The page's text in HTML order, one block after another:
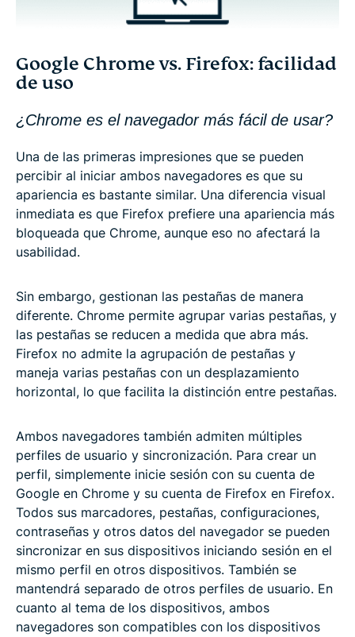
Google Chrome vs. Firefox: facilidad
de uso
¿Chrome es el navegador más fácil de usar?
Una de las primeras impresiones que se pueden
percibir al iniciar ambos navegadores es que su
apariencia es bastante similar. Una diferencia visual
inmediata es que Firefox prefiere una apariencia más
bloqueada que Chrome, aunque eso no afectará la
usabilidad.
Sin embargo, gestionan las pestañas de manera
diferente. Chrome permite agrupar varias pestañas, y
las pestañas se reducen a medida que abra más.
Firefox no admite la agrupación de pestañas y
maneja varias pestañas con un desplazamiento
horizontal, lo que facilita la distinción entre pestañas.
Ambos navegadores también admiten múltiples
perfiles de usuario y sincronización. Para crear un
perfil, simplemente inicie sesión con su cuenta de
Google en Chrome y su cuenta de Firefox en Firefox.
Todos sus marcadores, pestañas, configuraciones,
contraseñas y otros datos del navegador se pueden
sincronizar en sus dispositivos iniciando sesión en el
mismo perfil en otros dispositivos. También se
mantendrá separado de otros perfiles de usuario. En
cuanto al tema de los dispositivos, ambos
navegadores son compatibles con los dispositivos